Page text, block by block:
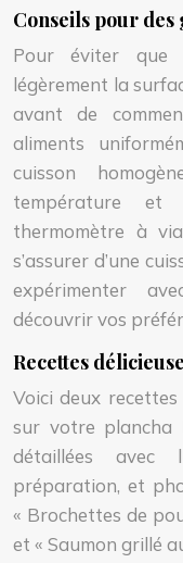
Conseils pour
Pour éviter que
légèrement la
avant de
aliments
cuisson
température et
thermomètre à
s’assurer d’une
expérimenter
découvrir vos
Recettes
Voici deux
sur votre plancha
détaillées avec
préparation, et
« Brochettes de
et « Saumon grillé